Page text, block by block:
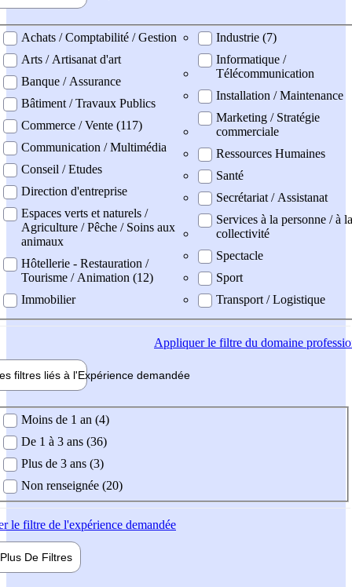
professionel
Achats / Comptabilité / Gestion
Arts / Artisanat d'art
Banque / Assurance
Bâtiment / Travaux Publics
Commerce / Vente (117)
Communication / Multimédia
Conseil / Etudes
Direction d'entreprise
Espaces verts et naturels /
Agriculture / Pêche / Soins aux
animaux
Hôtellerie - Restauration /
Tourisme / Animation (12)
Immobilier
Industrie (7)
Informatique /
Télécommunication
Installation / Maintenance
Marketing / Stratégie
commerciale
Ressources Humaines
Santé
Secrétariat / Assistanat
Services à la personne / à la
collectivité
Spectacle
Sport
Transport / Logistique
Appliquerle filtre du domaine
filtres liés à l'Expérience demandée
demandée
Moins de 1 an (4)
De 1 à 3 ans (36)
Plus de 3 ans (3)
Non renseignée (20)
le filtre de l'expérience demandée
Plus De Filtres